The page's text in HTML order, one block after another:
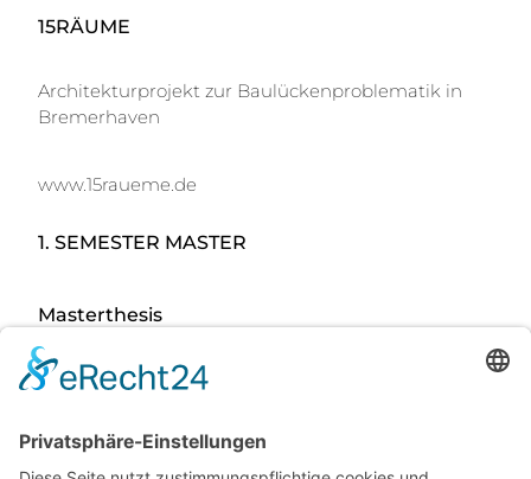
15RÄUME
Architekturprojekt zur Baulückenproblematik in
Bremerhaven
www.15raueme.de
1. SEMESTER MASTER
Masterthesis
www.stadtbaukunst.com